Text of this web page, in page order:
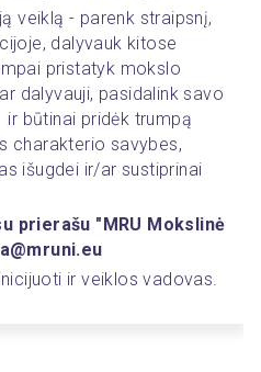
veiklą - parenk straipsnį,
dalyvauk kitose
pristatyk mokslo
dalyvauji, pasidalink savo
ir būtinai pridėk trumpą
charakterio savybes,
išugdei ir/ar sustiprinai
prierašu "MRU Mokslinė
ir veiklos vadovas.